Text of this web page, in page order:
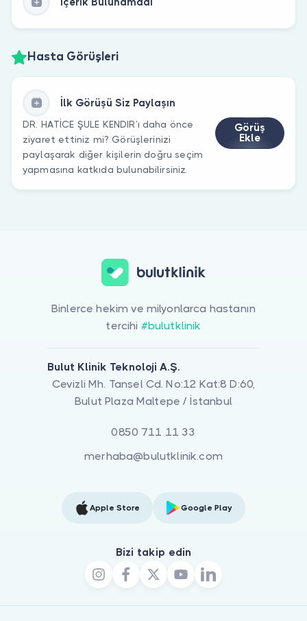
Hasta Görüşleri
İlk Görüşü Siz Paylaşın
DR. HATİCE ŞULE KENDIR’ı daha önce
ziyaret ettiniz mi? Görüşlerinizi
paylaşarak diğer kişilerin doğru seçim
yapmasına katkıda bulunabilirsiniz.
Görüş
Ekle
Binlerce hekim ve milyonlarca hastanın
tercihi #bulutklinik
Bulut Klinik Teknoloji A.Ş.
Cevizli Mh. Tansel Cd. No:12 Kat:8 D:60,
Bulut Plaza Maltepe / İstanbul
0850 711 11 33
merhaba@bulutklinik.com
Apple Store Google Play
Bizi takip edin